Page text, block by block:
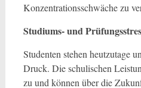
Konzentrationsschwäche zu
Studiums- und
Studenten stehen heutzutage
Druck. Die schulischen
zu und können über die